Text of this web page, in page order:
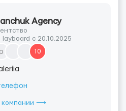
Agency
layboard с 20.10.2025
10
компании ⟶